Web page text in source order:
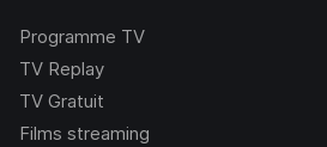
Programme TV
TV Replay
TV Gratuit
Films streaming